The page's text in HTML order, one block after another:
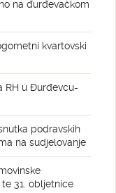
na đurđevačkom
kvartovski
RH u Đurđevcu-
podravskih
na sudjelovanje
31. obljetnice